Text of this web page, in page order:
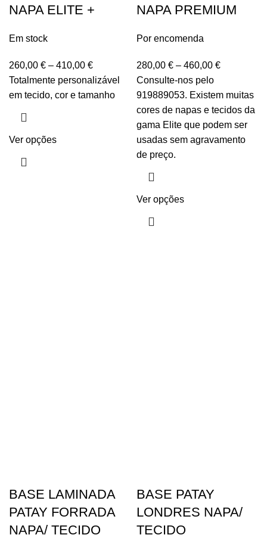
NAPA ELITE +
Em stock
260,00 € – 410,00 €
Totalmente personalizável
em tecido, cor e tamanho
Ver opções
NAPA PREMIUM
Por encomenda
280,00 € – 460,00 €
Consulte-nos pelo
919889053. Existem muitas
cores de napas e tecidos da
gama Elite que podem ser
usadas sem agravamento
de preço.
Ver opções
BASE LAMINADA
PATAY FORRADA
NAPA/ TECIDO
BASE PATAY
LONDRES NAPA/
TECIDO